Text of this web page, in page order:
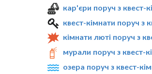
кар'єри поруч з квест-
квест-кімнати поруч з
кімнати люті поруч з
мурали поруч з квест-
озера поруч з квест-